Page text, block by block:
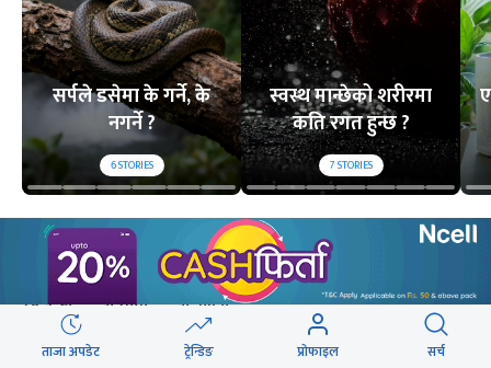
सर्पले डसेमा के गर्ने, के
नगर्ने ?
6STORIES
स्वस्थ मान्छेको शरीरमा
कति रगत हुन्छ ?
7STORIES
लोकप्रिय
२४ घण्टा यो साता यो महिना
ताजा अपडेट ट्रेन्डिङ प्रोफाइल सर्च